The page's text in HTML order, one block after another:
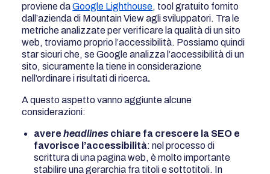
proviene daGoogle Lighthouse, tool gratuito fornito
dall’azienda di Mountain View agli sviluppatori. Tra le
metriche analizzate per verificare la qualità di un sito
web, troviamo proprio l’accessibilità. Possiamo quindi
star sicuri che, se Google analizza l’accessibilità di un
sito, sicuramente la tiene in considerazione
nell’ordinare i risultati di ricerca.
A questo aspetto vanno aggiunte alcune
considerazioni:
avereheadlines chiare fa crescere la SEO e
favorisce l’accessibilità: nel processo di
scrittura di una pagina web, è molto importante
stabilire una gerarchia fra titoli e sottotitoli. In